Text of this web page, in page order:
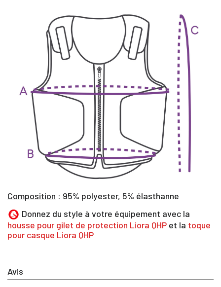
Avis
Composition : 95% polyester, 5% élasthanne
Donnez du style à votre équipement avec la
housse pour gilet de protection Liora QHP et la toque
pour casque Liora QHP
×